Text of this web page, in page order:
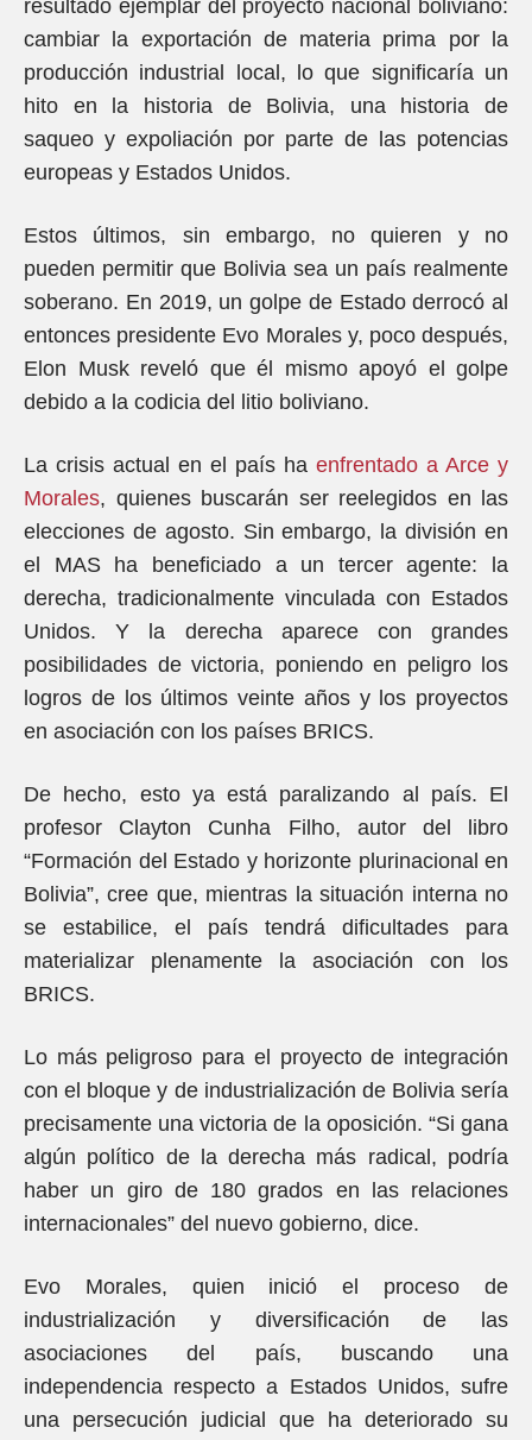
resultado ejemplar del proyecto nacional boliviano:
cambiar la exportación de materia prima por la
producción industrial local, lo que significaría un
hito en la historia de Bolivia, una historia de
saqueo y expoliación por parte de las potencias
europeas y Estados Unidos.
Estos últimos, sin embargo, no quieren y no
pueden permitir que Bolivia sea un país realmente
soberano. En 2019, un golpe de Estado derrocó al
entonces presidente Evo Morales y, poco después,
Elon Musk reveló que él mismo apoyó el golpe
debido a la codicia del litio boliviano.
La crisis actual en el país ha enfrentado a Arce y
Morales, quienes buscarán ser reelegidos en las
elecciones de agosto. Sin embargo, la división en
el MAS ha beneficiado a un tercer agente: la
derecha, tradicionalmente vinculada con Estados
Unidos. Y la derecha aparece con grandes
posibilidades de victoria, poniendo en peligro los
logros de los últimos veinte años y los proyectos
en asociación con los países BRICS.
De hecho, esto ya está paralizando al país. El
profesor Clayton Cunha Filho, autor del libro
“Formación del Estado y horizonte plurinacional en
Bolivia”, cree que, mientras la situación interna no
se estabilice, el país tendrá dificultades para
materializar plenamente la asociación con los
BRICS.
Lo más peligroso para el proyecto de integración
con el bloque y de industrialización de Bolivia sería
precisamente una victoria de la oposición. “Si gana
algún político de la derecha más radical, podría
haber un giro de 180 grados en las relaciones
internacionales” del nuevo gobierno, dice.
Evo Morales, quien inició el proceso de
industrialización y diversificación de las
asociaciones del país, buscando una
independencia respecto a Estados Unidos, sufre
una persecución judicial que ha deteriorado su